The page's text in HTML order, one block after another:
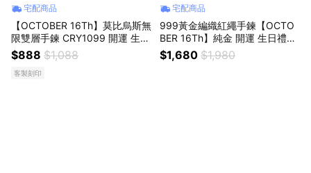
宅配商品
【OCTOBER 16Th】莫比烏斯無
限雙層手鍊 CRY1099 開運 生日
禮物 閨蜜禮物 情人節禮物 女友
禮物 交換禮物 純銀手鍊 客製化
禮物
$888 $1,088
客製刻印
宅配商品
999黃金編織紅繩手鍊【OCTO
BER 16Th】純金 開運 生日禮物
閨蜜禮物 情人節禮物 女友禮物
交換禮物 純銀手鍊 客製化禮物
$1,680 $1,980